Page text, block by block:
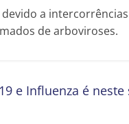
a
de arboviroses.
e Influenza é neste